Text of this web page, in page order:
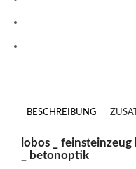
BESCHREIBUNG
lobos _
_ betonoptik